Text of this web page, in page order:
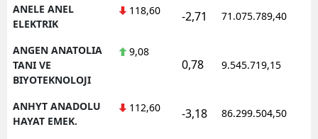
ANELE ANEL
ELEKTRIK
118,60 -2,71 71.075.789,40
ANGEN ANATOLIA
TANI VE
BIYOTEKNOLOJI
9,08
0,78 9.545.719,15
ANHYT ANADOLU
HAYAT EMEK.
112,60 -3,18 86.299.504,50